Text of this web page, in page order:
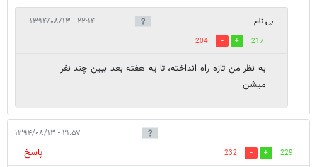
بی نام ۲۲:۱۴ - ۱۳۹۴/۰۸/۱۳
217
204
به نظر من تازه راه انداخته، تا یه هفته بعد ببین چند نفر
میشن
۲۱:۵۷ - ۱۳۹۴/۰۸/۱۳
229
232 پاسخ